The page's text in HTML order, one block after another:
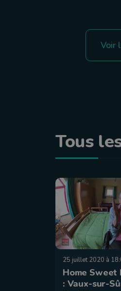
Voir
Tous
25 juillet 2020 à
Home Sweet
: Vaux-sur-